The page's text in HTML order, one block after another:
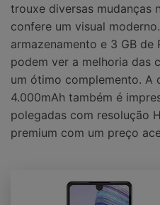
trouxe diversas mudanças
confere um visual
armazenamento e 3 GB de
podem ver a melhoria das
um ótimo complemento. A
4.000mAh também é
polegadas com resolução
premium com um preço